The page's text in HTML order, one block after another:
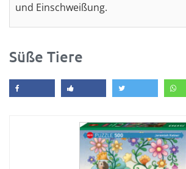
und Einschweißung.
Süße Tiere